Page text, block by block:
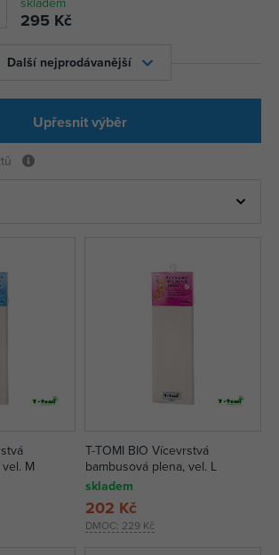
295 Kč
Další nejprodávanější
Upřesnit výběr
M
T-TOMI BIO Vícevrstvá
bambusová plena, vel. L
skladem
DMOC: 229 Kč
202 Kč